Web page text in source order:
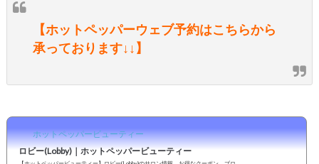
【ホットペッパーウェブ予約はこちらから
承っております↓↓】
ホットペッパービューティー
ロビー(Lobby)｜ホットペッパービューティー